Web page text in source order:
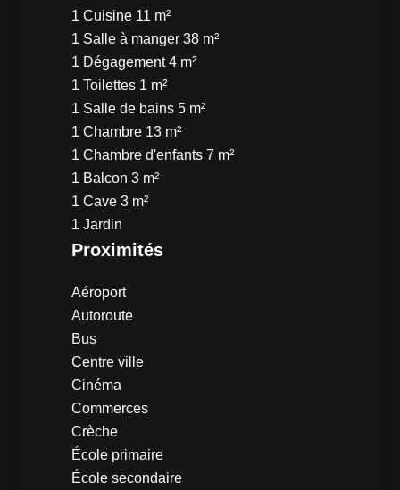
1 Cuisine 11 m²
1 Salle à manger 38 m²
1 Dégagement4 m²
1 Toilettes 1 m²
1 Salle de bains 5 m²
1 Chambre 13 m²
1 Chambre d'enfants 7 m²
1 Balcon 3 m²
1 Cave 3 m²
1 Jardin
Proximités
Aéroport
Autoroute
Bus
Centre ville
Cinéma
Commerces
Crèche
École primaire
École secondaire